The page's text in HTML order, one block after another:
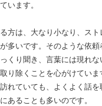
います。
方は、大なり小なり、ス
多いです。そのような依
くり聞き、言葉には現れ
り除くことを心がけてい
れていても、よくよく話
あることも多いのです。